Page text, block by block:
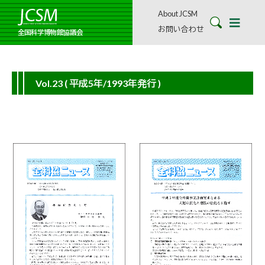
全国科学博物館協議会
About JCSM
お問い合わせ
Vol.23 ( 平成5年/1993年発行 )